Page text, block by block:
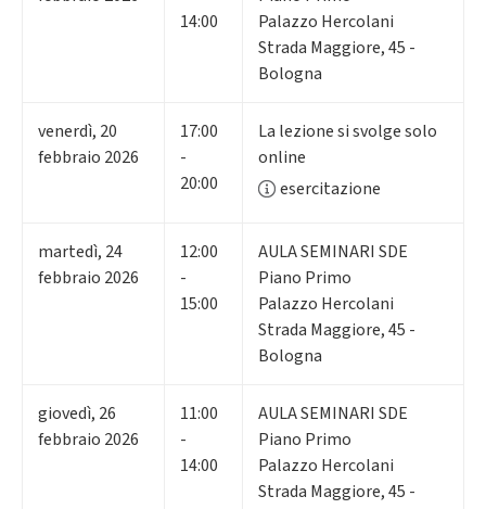
14:00
Palazzo Hercolani
Strada Maggiore, 45 -
Bologna
venerdì, 20
febbraio 2026
17:00
-
20:00
La lezione si svolge solo
online
esercitazione
martedì, 24
febbraio 2026
12:00
-
15:00
AULA SEMINARI SDE
Piano Primo
Palazzo Hercolani
Strada Maggiore, 45 -
Bologna
giovedì, 26
febbraio 2026
11:00
-
14:00
AULA SEMINARI SDE
Piano Primo
Palazzo Hercolani
Strada Maggiore, 45 -